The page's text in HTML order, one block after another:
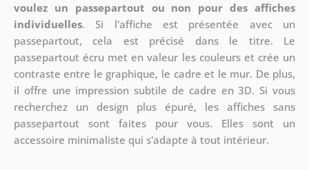
voulez un passepartout ou non pour des affiches
individuelles. Si l'affiche est présentée avec un
passepartout, cela est précisé dans le titre. Le
passepartout écru met en valeur les couleurs et crée un
contraste entre le graphique, le cadre et le mur. De plus,
il offre une impression subtile de cadre en 3D. Si vous
recherchez un design plus épuré, les affiches sans
passepartout sont faites pour vous. Elles sont un
accessoire minimaliste qui s'adapte à tout intérieur.